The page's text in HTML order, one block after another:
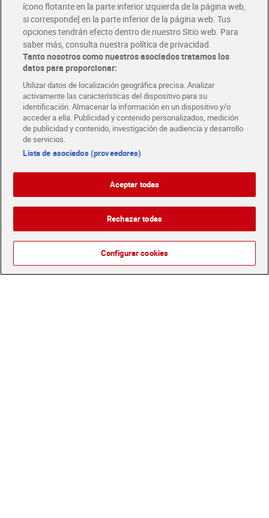
Tomate ensalada granel 1
Kg aprox.
1,99 €
ícono flotante en la parte inferior izquierda de la página web,
si corresponde] en la parte inferior de la página web. Tus
opciones tendrán efecto dentro de nuestro Sitio web. Para
saber más, consulta nuestra política de privacidad.
Tanto nosotros como nuestros asociados tratamos los
datos para proporcionar:
Utilizar datos de localización geográfica precisa. Analizar
activamente las características del dispositivo para su
identificación. Almacenar la información en un dispositivo y/o
acceder a ella. Publicidad y contenido personalizados, medición
de publicidad y contenido, investigación de audiencia y desarrollo
de servicios.
Lista de asociados (proveedores)
Aceptar todas
Rechazar todas
Configurar cookies